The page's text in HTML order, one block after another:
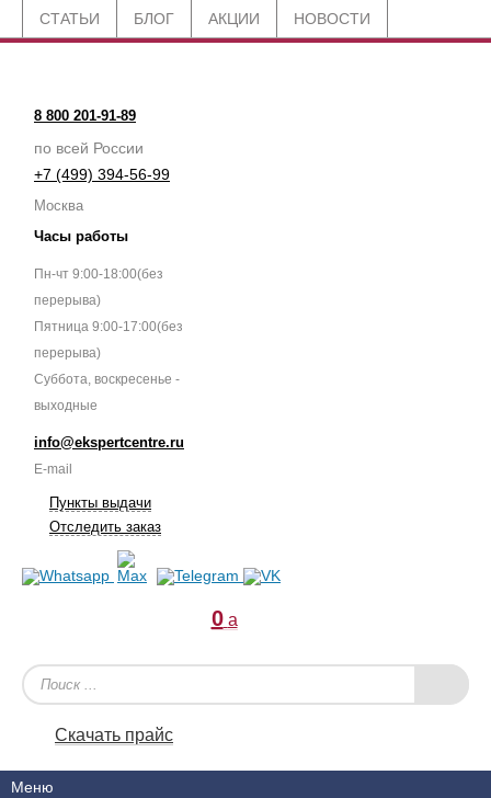
СТАТЬИ БЛОГ АКЦИИ НОВОСТИ
8 800 201-91-89
по всей России
+7 (499) 394-56-99
Москва
Часы работы
Пн-чт 9:00-18:00(без
перерыва)
Пятница 9:00-17:00(без
перерыва)
Суббота, воскресенье -
выходные
info@ekspertcentre.ru
E-mail
Пункты выдачи
Отследить заказ
0 a
Скачать прайс
Меню